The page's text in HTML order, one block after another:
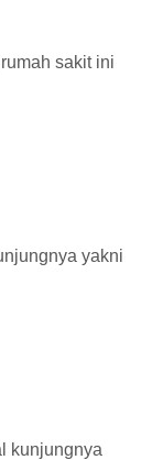
sakit ini
yakni
kunjungnya